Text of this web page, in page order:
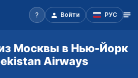
Войти РУС
Москвы в Нью-Йорк
Airways